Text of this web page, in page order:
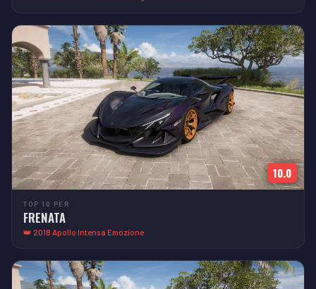
10.0
TOP 10 PER
FRENATA
👑 2018 Apollo Intensa Emozione